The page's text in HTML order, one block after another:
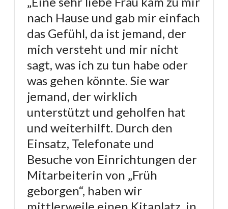
nach Hause und gab mir einfach
das Gefühl, da ist jemand, der
mich versteht und mir nicht
sagt, was ich zu tun habe oder
was gehen könnte. Sie war
jemand, der wirklich
unterstützt und geholfen hat
und weiterhilft. Durch den
Einsatz, Telefonate und
Besuche von Einrichtungen der
Mitarbeiterin von „Früh
geborgen“, haben wir